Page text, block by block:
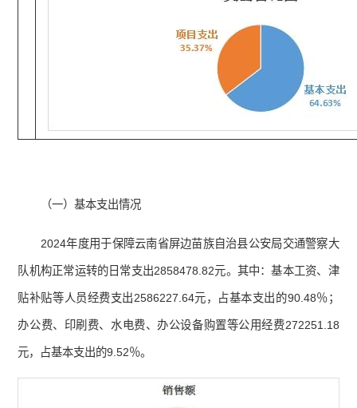
（一）基本支出情况
2024年度用于保障云南省屏边苗族自治县公安局交通警察大
队机构正常运转的日常支出2858478.82元。其中：基本工资、津
贴补贴等人员经费支出2586227.64元，占基本支出的90.48％；
办公费、印刷费、水电费、办公设备购置等公用经费272251.18
元，占基本支出的9.52％。